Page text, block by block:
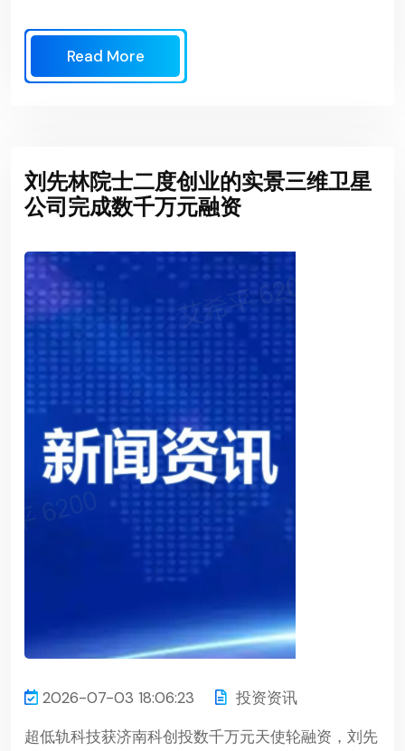
Read More
刘先林院士二度创业的实景三维卫星
公司完成数千万元融资
2026-07-03 18:06:23
投资资讯
超低轨科技获济南科创投数千万元天使轮融资，刘先